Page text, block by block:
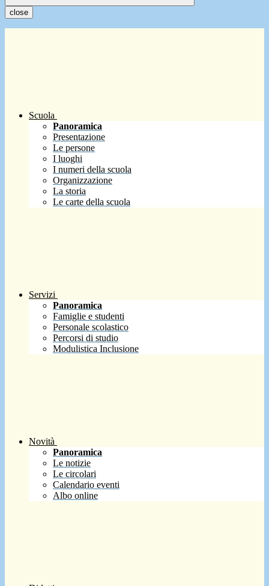
close
Scuola
Panoramica
Presentazione
Le persone
I luoghi
I numeri della scuola
Organizzazione
La storia
Le carte della scuola
Servizi
Panoramica
Famiglie e studenti
Personale scolastico
Percorsi di studio
Modulistica Inclusione
Novità
Panoramica
Le notizie
Le circolari
Calendario eventi
Albo online